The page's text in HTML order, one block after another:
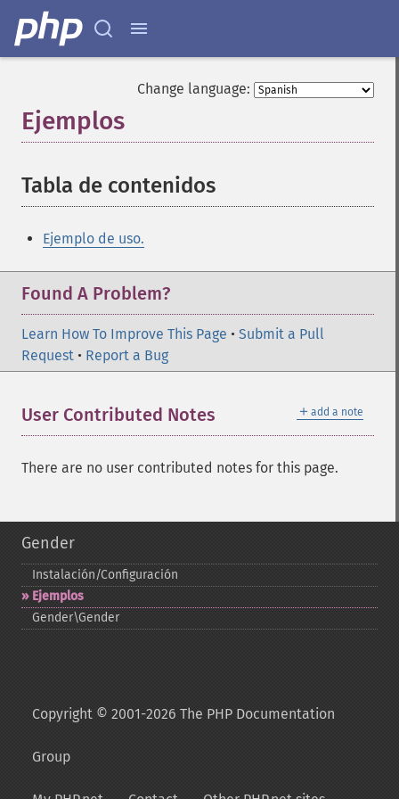
Change language:
Ejemplos
Tabla de contenidos
Ejemplo de uso.
Found A Problem?
Learn How To Improve This Page • Submit a Pull
Request • Report a Bug
＋ add a note
User Contributed Notes
There are no user contributed notes for this page.
Gender
Instalación/Configuración
Ejemplos
Gender\Gender
Copyright © 2001-2026 The PHP Documentation
Group